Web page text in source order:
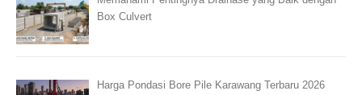
Box Culvert
Harga Pondasi Bore Pile Karawang Terbaru 2026